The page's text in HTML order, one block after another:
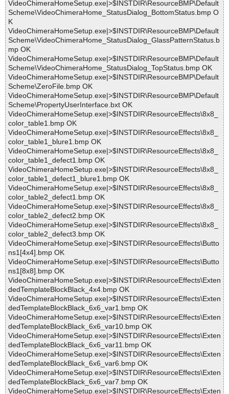
VideoChimeraHomeSetup.exe|>$INSTDIR\ResourceBMP\Default
Scheme\VideoChimeraHome_StatusDialog_BottomStatus.bmp O
K
VideoChimeraHomeSetup.exe|>$INSTDIR\ResourceBMP\Default
Scheme\VideoChimeraHome_StatusDialog_GlassPatternStatus.b
mp OK
VideoChimeraHomeSetup.exe|>$INSTDIR\ResourceBMP\Default
Scheme\VideoChimeraHome_StatusDialog_TopStatus.bmp OK
VideoChimeraHomeSetup.exe|>$INSTDIR\ResourceBMP\Default
Scheme\ZeroFile.bmp OK
VideoChimeraHomeSetup.exe|>$INSTDIR\ResourceBMP\Default
Scheme\PropertyUserInterface.bxt OK
VideoChimeraHomeSetup.exe|>$INSTDIR\ResourceEffects\8x8_
color_table1.bmp OK
VideoChimeraHomeSetup.exe|>$INSTDIR\ResourceEffects\8x8_
color_table1_blure1.bmp OK
VideoChimeraHomeSetup.exe|>$INSTDIR\ResourceEffects\8x8_
color_table1_defect1.bmp OK
VideoChimeraHomeSetup.exe|>$INSTDIR\ResourceEffects\8x8_
color_table1_defect1_blure1.bmp OK
VideoChimeraHomeSetup.exe|>$INSTDIR\ResourceEffects\8x8_
color_table2_defect1.bmp OK
VideoChimeraHomeSetup.exe|>$INSTDIR\ResourceEffects\8x8_
color_table2_defect2.bmp OK
VideoChimeraHomeSetup.exe|>$INSTDIR\ResourceEffects\8x8_
color_table2_defect3.bmp OK
VideoChimeraHomeSetup.exe|>$INSTDIR\ResourceEffects\Butto
ns1[4x4].bmp OK
VideoChimeraHomeSetup.exe|>$INSTDIR\ResourceEffects\Butto
ns1[8x8].bmp OK
VideoChimeraHomeSetup.exe|>$INSTDIR\ResourceEffects\Exten
dedTemplateBlockBlack_4x4.bmp OK
VideoChimeraHomeSetup.exe|>$INSTDIR\ResourceEffects\Exten
dedTemplateBlockBlack_6x6_var1.bmp OK
VideoChimeraHomeSetup.exe|>$INSTDIR\ResourceEffects\Exten
dedTemplateBlockBlack_6x6_var10.bmp OK
VideoChimeraHomeSetup.exe|>$INSTDIR\ResourceEffects\Exten
dedTemplateBlockBlack_6x6_var11.bmp OK
VideoChimeraHomeSetup.exe|>$INSTDIR\ResourceEffects\Exten
dedTemplateBlockBlack_6x6_var6.bmp OK
VideoChimeraHomeSetup.exe|>$INSTDIR\ResourceEffects\Exten
dedTemplateBlockBlack_6x6_var7.bmp OK
VideoChimeraHomeSetup.exe|>$INSTDIR\ResourceEffects\Exten